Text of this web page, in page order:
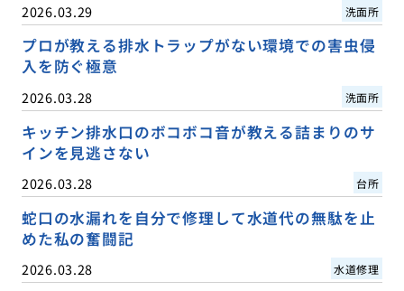
2026.03.29 洗面所
プロが教える排水トラップがない環境での害虫侵
入を防ぐ極意
2026.03.28 洗面所
キッチン排水口のボコボコ音が教える詰まりのサ
インを見逃さない
2026.03.28 台所
蛇口の水漏れを自分で修理して水道代の無駄を止
めた私の奮闘記
2026.03.28 水道修理